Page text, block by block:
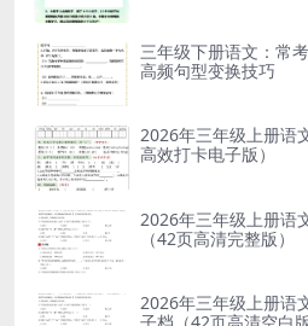
三年级下册语文：常
高频句型变换技巧
2026年三年级上册语
高效打卡电子版）
2026年三年级上册语
（42页高清完整版）
2026年三年级上册语